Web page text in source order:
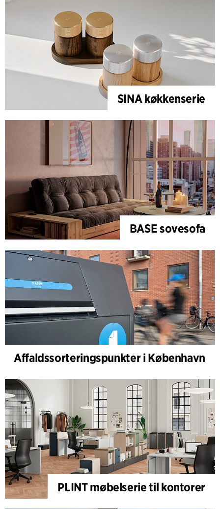
SINA køkkenserie
BASE sovesofa
Affaldssorteringspunkter i København
PLINT møbelserie til kontorer